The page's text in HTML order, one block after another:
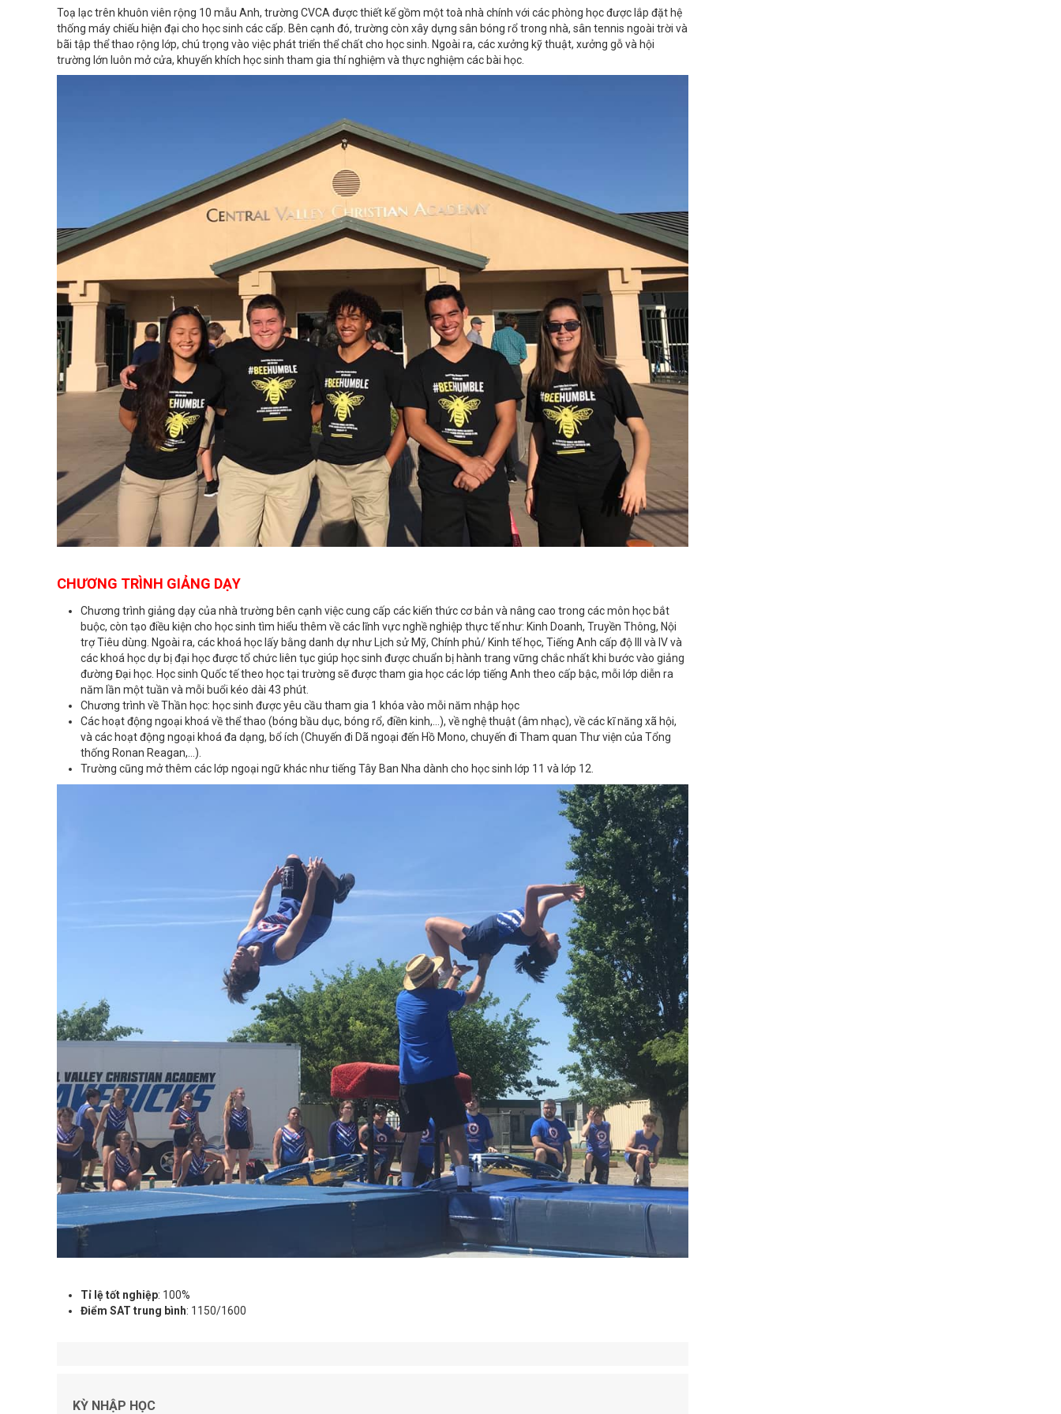
Toạ lạc trên khuôn viên rộng 10 mẫu Anh, trường CVCA được thiết kế gồm một toà nhà chính với các phòng học được lắp đặt hệ
thống máy chiếu hiện đại cho học sinh các cấp. Bên cạnh đó, trường còn xây dựng sân bóng rổ trong nhà, sân tennis ngoài trời và
bãi tập thể thao rộng lớp, chú trọng vào việc phát triển thể chất cho học sinh. Ngoài ra, các xưởng kỹ thuật, xưởng gỗ và hội
trường lớn luôn mở cửa, khuyến khích học sinh tham gia thí nghiệm và thực nghiệm các bài học.
CHƯƠNG TRÌNH GIẢNG DẠY
Chương trình giảng dạy của nhà trường bên cạnh việc cung cấp các kiến thức cơ bản và nâng cao trong các môn học bắt
buộc, còn tạo điều kiện cho học sinh tìm hiểu thêm về các lĩnh vực nghề nghiệp thực tế như: Kinh Doanh, Truyền Thông, Nội
trợ Tiêu dùng. Ngoài ra, các khoá học lấy bằng danh dự như Lịch sử Mỹ, Chính phủ/ Kinh tế học, Tiếng Anh cấp độ III và IV và
các khoá học dự bị đại học được tổ chức liên tục giúp học sinh được chuẩn bị hành trang vững chắc nhất khi bước vào giảng
đường Đại học. Học sinh Quốc tế theo học tại trường sẽ được tham gia học các lớp tiếng Anh theo cấp bậc, mỗi lớp diễn ra
năm lần một tuần và mỗi buổi kéo dài 43 phút.
Chương trình về Thần học: học sinh được yêu cầu tham gia 1 khóa vào mỗi năm nhập học
Các hoạt động ngoại khoá về thể thao (bóng bầu dục, bóng rổ, điền kinh,…), về nghệ thuật (âm nhạc), về các kĩ năng xã hội,
và các hoạt động ngoại khoá đa dạng, bổ ích (Chuyến đi Dã ngoại đến Hồ Mono, chuyến đi Tham quan Thư viện của Tổng
thống Ronan Reagan,…).
Trường cũng mở thêm các lớp ngoại ngữ khác như tiếng Tây Ban Nha dành cho học sinh lớp 11 và lớp 12.
Tỉ lệ tốt nghiệp: 100%
Điểm SAT trung bình: 1150/1600
KỲ NHẬP HỌC